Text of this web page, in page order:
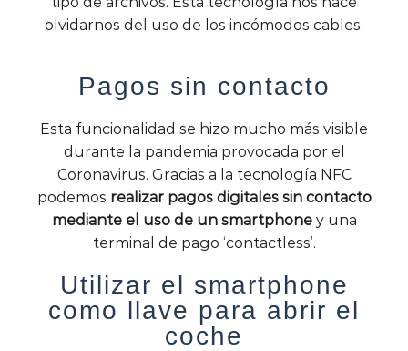
olvidarnos del uso de los incómodos cables.
Pagos sin contacto
Esta funcionalidad se hizo mucho más visible
durante la pandemia provocada por el
Coronavirus. Gracias a la tecnología NFC
podemos realizar pagos digitales sin contacto
mediante el uso de un smartphoney una
terminal de pago ‘contactless’.
Utilizar el smartphone
como llave para abrir el
coche